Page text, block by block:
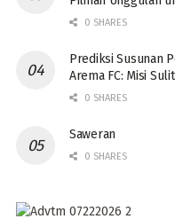
0 SHARES
Prediksi Susunan
Arema FC: Misi
0 SHARES
Saweran
0 SHARES